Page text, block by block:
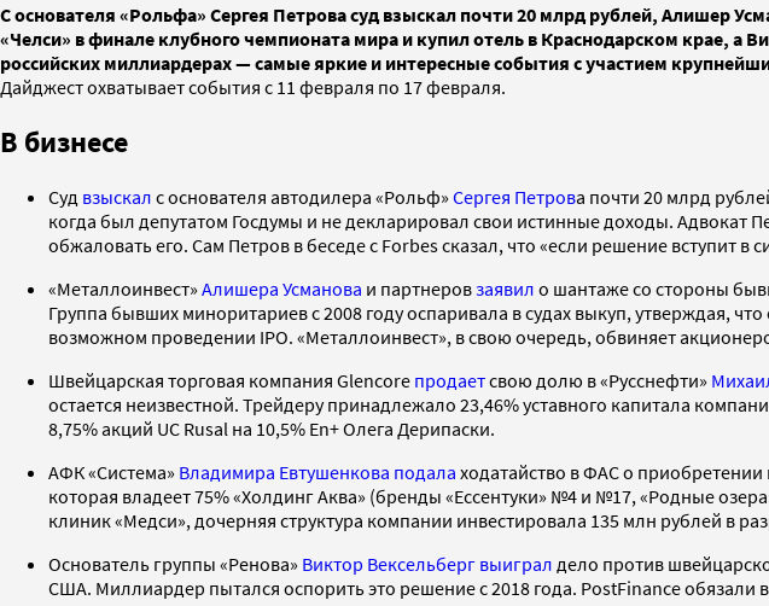
С основателя «Рольфа» Сергея Петрова суд взыскал почти 20 млрд рублей, Алишер
«Челси» в финале клубного чемпионата мира и купил отель в Краснодарском крае, а
российских миллиардерах — самые яркие и интересные события с участием
Дайджест охватывает события с 11 февраля по 17 февраля.
В бизнесе
Суд взыскал с основателя автодилера «Рольф» Сергея Петрова почти 20 млрд
когда был депутатом Госдумы и не декларировал свои истинные доходы. Адвокат
обжаловать его. Сам Петров в беседе с Forbes сказал, что «если решение вступит
«Металлоинвест» Алишера Усманова и партнеровзаявил о шантаже со стороны
Группа бывших миноритариев с 2008 году оспаривала в судах выкуп, утверждая,
возможном проведении IPO. «Металлоинвест», в свою очередь, обвиняет
Швейцарская торговая компания Glencore продаетсвою долю в «Русснефти»
остается неизвестной. Трейдеру принадлежало 23,46% уставного капитала
8,75% акций UC Rusal на 10,5% En+ Олега Дерипаски.
АФК «Система» Владимира Евтушенкова подала ходатайство в ФАС о
которая владеет 75% «Холдинг Аква» (бренды «Ессентуки» №4 и №17, «Родные
клиник «Медси», дочерняя структура компании инвестировала 135 млн рублей в
Основатель группы «Ренова» Виктор Вексельберг выиграл дело против
США. Миллиардер пытался оспорить это решение с 2018 года. PostFinance